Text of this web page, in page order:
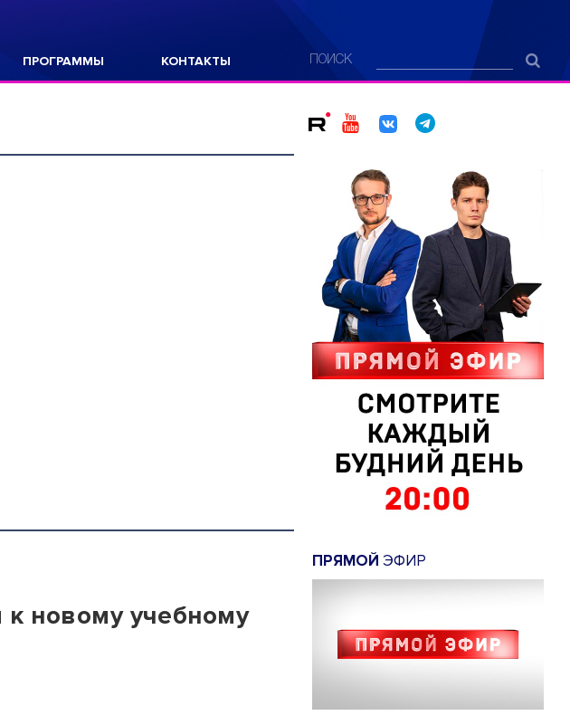
ПРОГРАММЫ КОНТАКТЫ ПОИСК
новому учебному
ПРЯМОЙ ЭФИР